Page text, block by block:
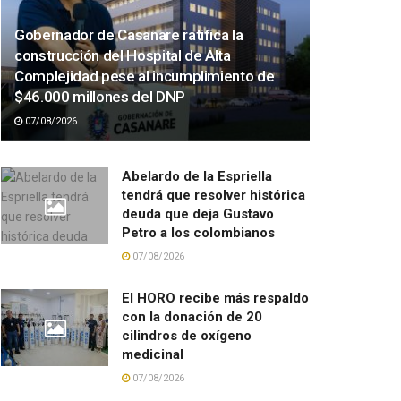
Gobernador de Casanare ratifica la
construcción del Hospital de Alta
Complejidad pese al incumplimiento de
$46.000 millones del DNP
07/08/2026
Abelardo de la Espriella
tendrá que resolver histórica
deuda que deja Gustavo
Petro a los colombianos
07/08/2026
El HORO recibe más respaldo
con la donación de 20
cilindros de oxígeno
medicinal
07/08/2026